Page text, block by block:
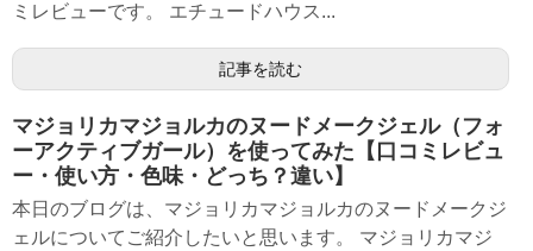
ミレビューです。 エチュードハウス...
記事を読む
マジョリカマジョルカのヌードメークジェル（フォ
ーアクティブガール）を使ってみた【口コミレビュ
ー・使い方・色味・どっち？違い】
本日のブログは、マジョリカマジョルカのヌードメークジ
ェルについてご紹介したいと思います。 マジョリカマジ